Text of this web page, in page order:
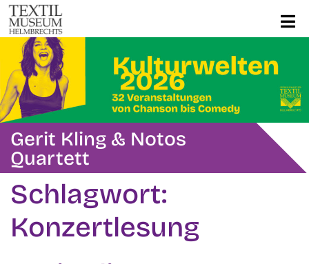
Gerit Kling & Notos
Quartett
Schlagwort:
Konzertlesung